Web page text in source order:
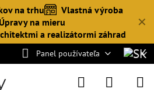
✕
na trhu
Vlastná výroba
Úpravy na mieru
a realizátormi záhrad
Panel používateľa